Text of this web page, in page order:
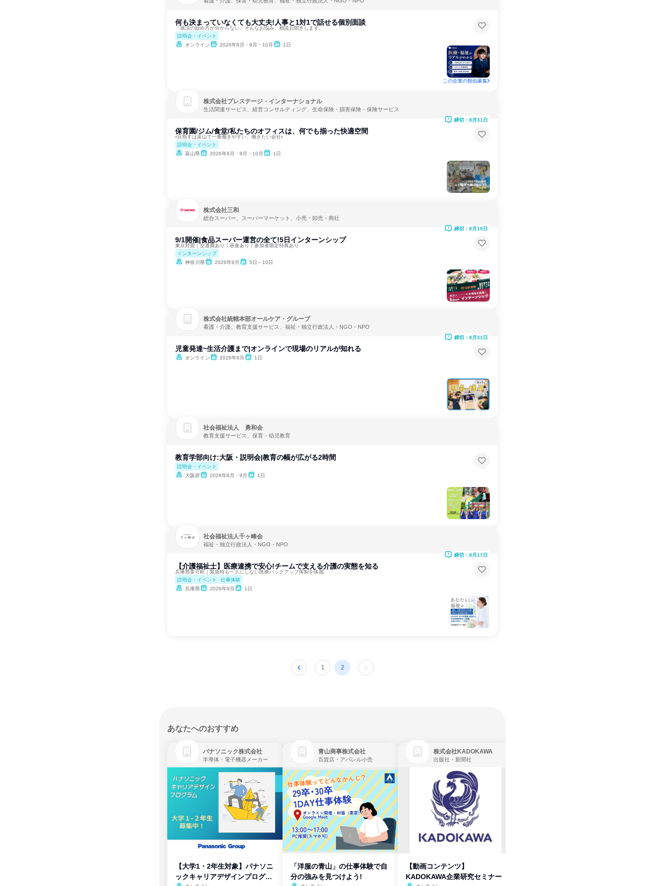
何も決まっていなくても大丈夫!人事と1対1で話せる個別面談
「就活の始め方が分からない」そんなお悩み、相談お聞きします。
説明会・イベント
オンライン
2026年8月・9月・10月 1日
この企業の類似募集
株式会社プレステージ・インターナショナル
生活関連サービス、経営コンサルティング、生命保険・損害保険・保険サービス
保育園/ジム/食堂/私たちのオフィスは、何でも揃った快適空間
▪目指すは富山で一番働きやすい、働きたい会社▪
説明会・イベント
富山県
2026年8月・9月・10月 1日
締切：8月31日
株式会社三和
総合スーパー、スーパーマーケット、小売・卸売・商社
9/1開催|食品スーパー運営の全て!5日インターンシップ
東京対面｜交通費あり｜昼食あり｜参加者限定特典あり
インターンシップ
神奈川県
2026年9月 5日～10日
締切：8月19日
株式会社統轄本部オールケア・グループ
看護・介護、教育支援サービス、福祉・独立行政法人・NGO・NPO
児童発達~生活介護まで|オンラインで現場のリアルが知れる
オンライン 2026年8月 1日
締切：8月31日
社会福祉法人 勇和会
教育支援サービス、保育・幼児教育
教育学部向け:大阪・説明会|教育の幅が広がる2時間
説明会・イベント
大阪府
2026年8月・9月 1日
社会福祉法人千ヶ峰会
福祉・独立行政法人・NGO・NPO
【介護福祉士】医療連携で安心!チームで支える介護の実態を知る
兵庫県多可町｜緊急時も一人にしない医療バックアップ体制を体感
説明会・イベント
仕事体験
兵庫県
2026年9月 1日
締切：8月17日
1 2
あなたへのおすすめ
パナソニック株式会社
半導体・電子機器メーカー
【大学1・2年生対象】パナソニ
ックキャリアデザインプログラ
青山商事株式会社
百貨店・アパレル小売
「洋服の青山」の仕事体験で自
分の強みを見つけよう!
株式会社KADOKAWA
出版社・新聞社
【動画コンテンツ】
KADOKAWA企業研究セミナー